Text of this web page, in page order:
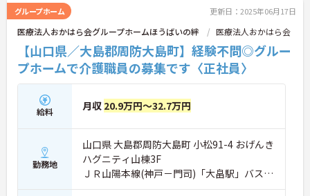
グループホーム 更新日：2025年06月17日
医療法人おかはら会グループホームほうばいの絆 医療法人おかはら会
【山口県／大島郡周防大島町】経験不問◎グルー
プホームで介護職員の募集です〈正社員〉
給料 月収 20.9万円～32.7万円
勤務地
山口県 大島郡周防大島町 小松91-4 おげんき
ハグニティ山棟3F
ＪＲ山陽本線(神戸－門司)「大畠駅」バス・
車9分